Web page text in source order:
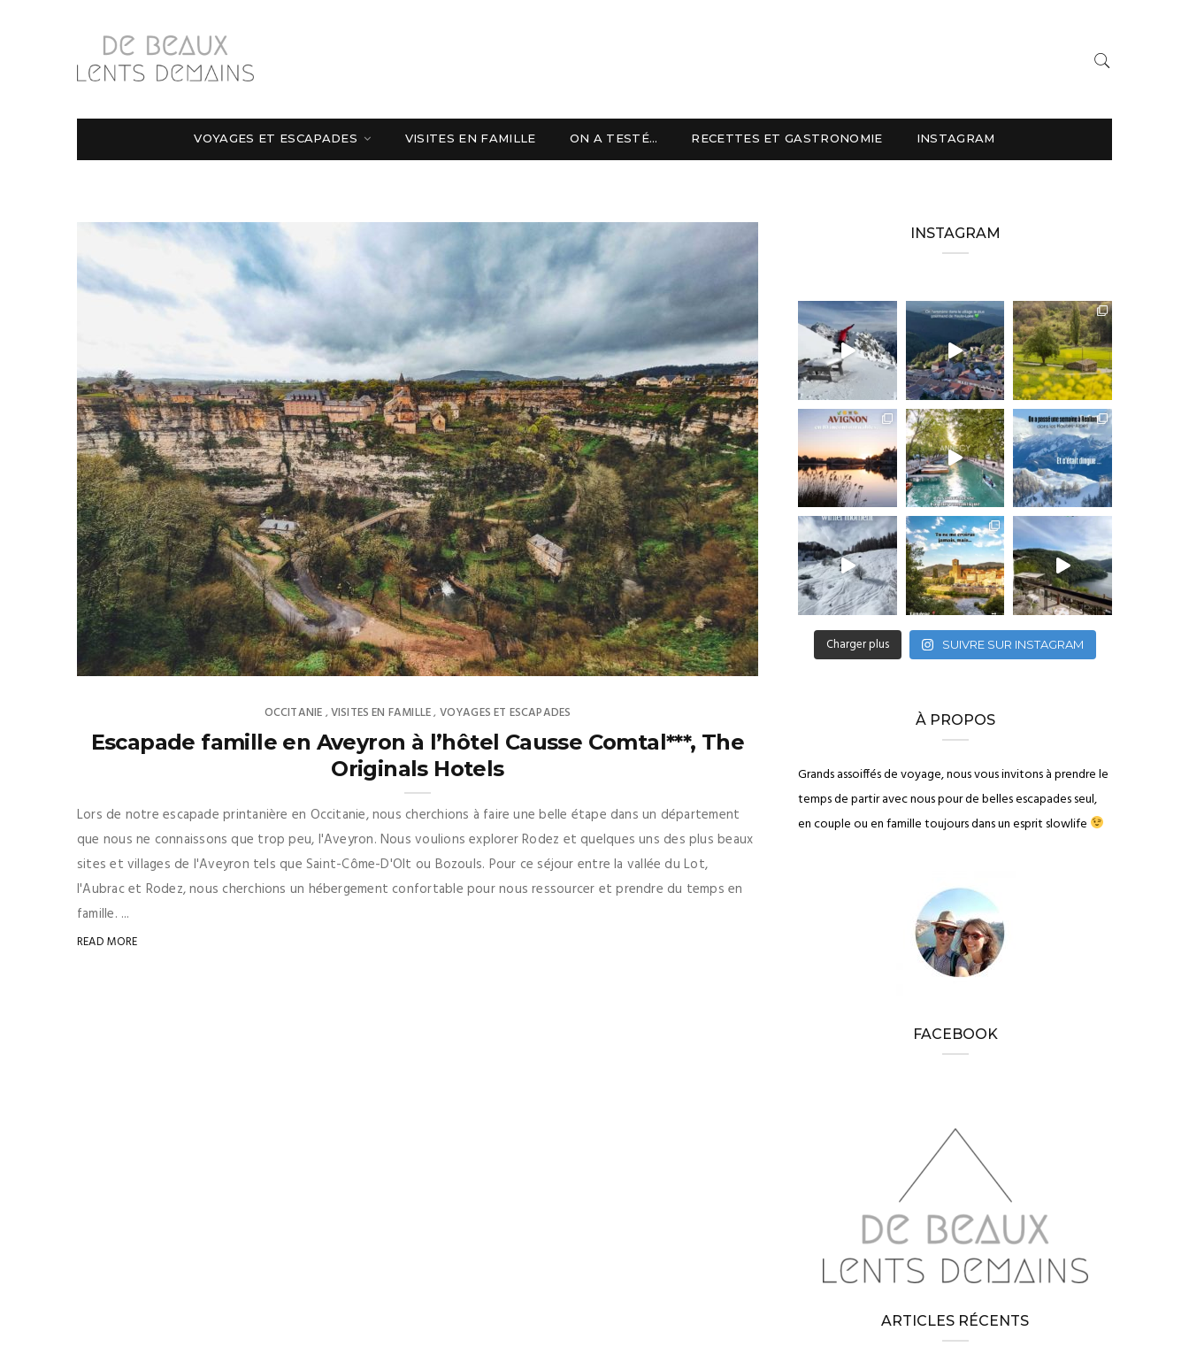
VOYAGES ET ESCAPADES VISITES EN FAMILLE ON A TESTÉ… RECETTES ET GASTRONOMIE INSTAGRAM
OCCITANIE ,VISITES EN FAMILLE, VOYAGES ET ESCAPADES
Escapade famille en Aveyron à l’hôtel Causse Comtal***, The
Originals Hotels
Lors de notre escapade printanière en Occitanie, nous cherchions à faire une belle étape dans un département
que nous ne connaissons que trop peu, l'Aveyron. Nous voulions explorer Rodez et quelques uns des plus beaux
sites et villages de l'Aveyron tels que Saint-Côme-D'Olt ou Bozouls. Pour ce séjour entre la vallée du Lot,
l'Aubrac et Rodez, nous cherchions un hébergement confortable pour nous ressourcer et prendre du temps en
famille. ...
READ MORE
INSTAGRAM
Charger plus SUIVRE SUR INSTAGRAM
À PROPOS
Grands assoiffés de voyage, nous vous invitons à prendre le
temps de partir avec nous pour de belles escapades seul,
en couple ou en famille toujours dans un esprit slowlife
FACEBOOK
ARTICLES RÉCENTS